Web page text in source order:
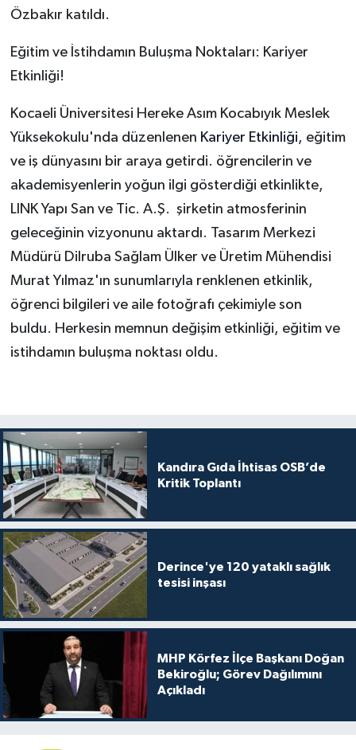
Özbakır katıldı.
Eğitim ve İstihdamın Buluşma Noktaları: Kariyer
Etkinliği!
Kocaeli Üniversitesi Hereke Asım Kocabıyık Meslek
Yüksekokulu'nda düzenlenen Kariyer Etkinliği, eğitim
ve iş dünyasını bir araya getirdi. öğrencilerin ve
akademisyenlerin yoğun ilgi gösterdiği etkinlikte,
LINK Yapı San ve Tic. A.Ş. şirketin atmosferinin
geleceğinin vizyonunu aktardı. Tasarım Merkezi
Müdürü Dilruba Sağlam Ülker ve Üretim Mühendisi
Murat Yılmaz'ın sunumlarıyla renklenen etkinlik,
öğrenci bilgileri ve aile fotoğrafı çekimiyle son
buldu. Herkesin memnun değişim etkinliği, eğitim ve
istihdamın buluşma noktası oldu.
Kandıra Gıda İhtisas OSB’de
Kritik Toplantı
Derince'ye 120 yataklı sağlık
tesisi inşası
MHP Körfez İlçe Başkanı Doğan
Bekiroğlu; Görev Dağılımını
Açıkladı